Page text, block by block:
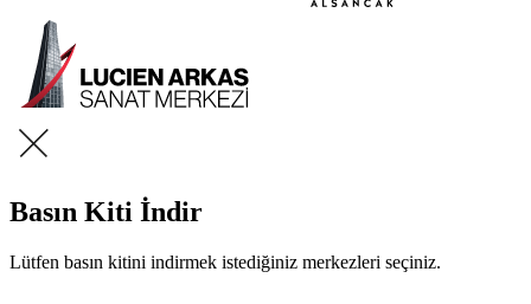
Basın Kiti İndir
Lütfen basın kitini indirmek istediğiniz merkezleri seçiniz.